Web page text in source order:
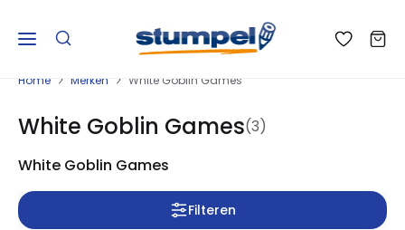
Home Merken White Goblin Games
White Goblin Games(3)
White Goblin Games
Filteren